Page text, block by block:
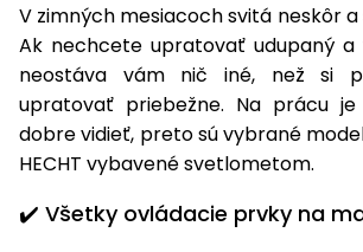
frézy
Odhŕňače
a lopaty
na sneh
Postrekovače
V zimných mesiacoch svitá neskôr
Ak nechcete upratovať udupaný a
neostáva vám nič iné, než si
upratovať priebežne. Na prácu
dobre vidieť, preto sú vybrané
HECHT vybavené svetlometom.
✔️ Všetky ovládacie prvky na